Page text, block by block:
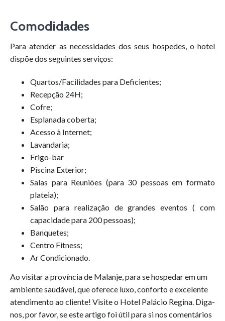
Comodidades
Para atender as necessidades dos seus hospedes, o hotel
dispõe dos seguintes serviços:
Quartos/Facilidades para Deficientes;
Recepção 24H;
Cofre;
Esplanada coberta;
Acesso à Internet;
Lavandaria;
Frigo-bar
Piscina Exterior;
Salas para Reuniões (para 30 pessoas em formato
plateia);
Salão para realização de grandes eventos ( com
capacidade para 200 pessoas);
Banquetes;
Centro Fitness;
Ar Condicionado.
Ao visitar a província de Malanje, para se hospedar em um
ambiente saudável, que oferece luxo, conforto e excelente
atendimento ao cliente! Visite o Hotel Palácio Regina. Diga-
nos, por favor, se este artigo foi útil para si nos comentários